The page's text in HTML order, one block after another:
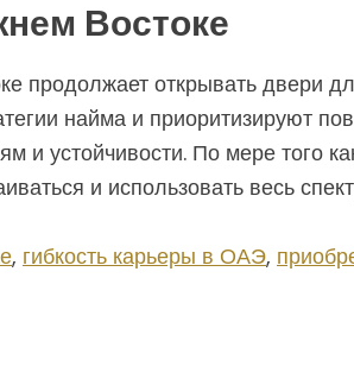
Востоке
продолжает открывать двери
найма и приоритизируют
и устойчивости. По мере того
и использовать весь
, гибкость карьеры в ОАЭ,